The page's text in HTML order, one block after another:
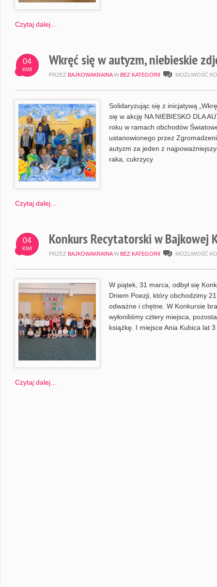
Czytaj dalej…
04
KWI
Wkręć się w autyzm, niebieskie
PRZEZ BAJKOWAKRAINA W BEZ KATEGORII MOŻLIWOŚĆ
Solidaryzując się z inicjatywą
się w akcję NA NIEBIESKO DLA
roku w ramach obchodów
ustanowionego przez
autyzm za jeden z
raka, cukrzycy
Czytaj dalej…
04
KWI
Konkurs Recytatorski w Bajkowej
PRZEZ BAJKOWAKRAINA W BEZ KATEGORII MOŻLIWOŚĆ
W piątek, 31 marca, odbył się
Dniem Poezji, który obchodzimy
odważne i chętne. W Konkursie
wyłoniliśmy cztery miejsca,
książkę. I miejsce Ania Kubica lat
Czytaj dalej…